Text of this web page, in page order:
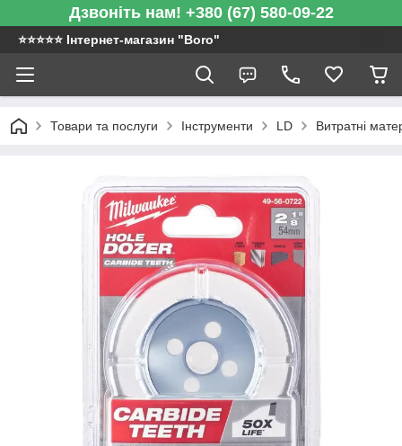
Дзвоніть нам! +380 (67) 580-09-22
⭐️⭐️⭐️⭐️⭐️ Інтернет-магазин "Boro"
Товари та послуги Інструменти LD Витратні